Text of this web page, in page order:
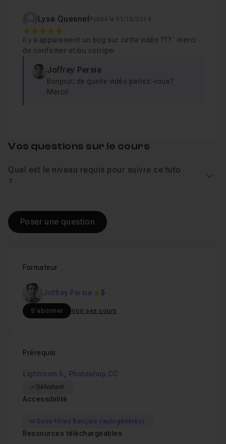
Leçon 9
Leçon 10 10 - Organisation de vos photos
Lyse Quesnel Publié le 01/10/2014
5
il y a apparement un bug sur cette vidéo ???` merci
de confirmer et/ou corriger
Joffrey Persia
Bonjour, de quelle vidéo parlez-vous?
Merci!
Formateur
Joffrey Persia 5
S'abonner Voir ses cours
Prérequis
Lightroom 5 , Photoshop CC
Débutant
Accessibilité
Sous-titres français (autogénérés)
Ressources téléchargeables
Vos questions sur le cours
Quel est le niveau requis pour suivre ce tuto
?
Poser une question